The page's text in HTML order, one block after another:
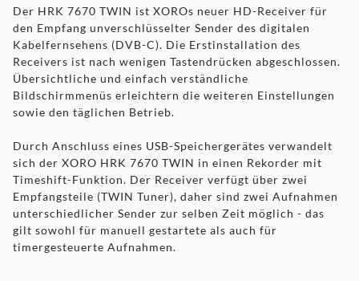
Der HRK 7670 TWIN ist XOROs neuer HD-Receiver für
den Empfang unverschlüsselter Sender des digitalen
Kabelfernsehens (DVB-C). Die Erstinstallation des
Receivers ist nach wenigen Tastendrücken abgeschlossen.
Übersichtliche und einfach verständliche
Bildschirmmenüs erleichtern die weiteren Einstellungen
sowie den täglichen Betrieb.
Durch Anschluss eines USB-Speichergerätes verwandelt
sich der XORO HRK 7670 TWIN in einen Rekorder mit
Timeshift-Funktion. Der Receiver verfügt über zwei
Empfangsteile (TWIN Tuner), daher sind zwei Aufnahmen
unterschiedlicher Sender zur selben Zeit möglich - das
gilt sowohl für manuell gestartete als auch für
timergesteuerte Aufnahmen.